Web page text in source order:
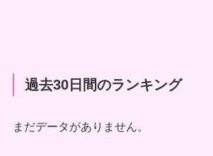
過去30日間のランキング
まだデータがありません。